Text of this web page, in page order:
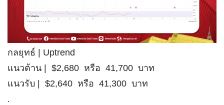
กลยุทธ์ | Uptrend
แนวต้าน | $2,680 หรือ 41,700 บาท
แนวรับ | $2,640 หรือ 41,300 บาท
.